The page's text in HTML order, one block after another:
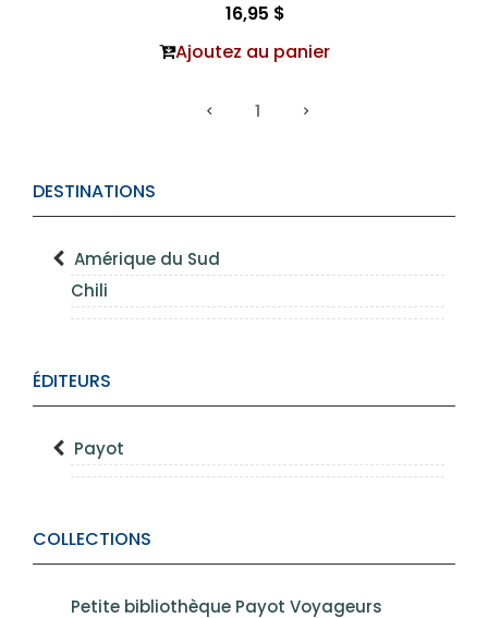
DESTINATIONS
Amérique du Sud
Chili
ÉDITEURS
Payot
COLLECTIONS
Petite bibliothèque Payot Voyageurs
16,95 $
Ajoutez au panier
1